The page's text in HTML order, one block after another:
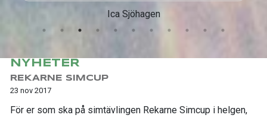
Ica Sjöhagen
NYHETER
REKARNE SIMCUP
23 nov 2017
För er som ska på simtävlingen Rekarne Simcup i helgen,